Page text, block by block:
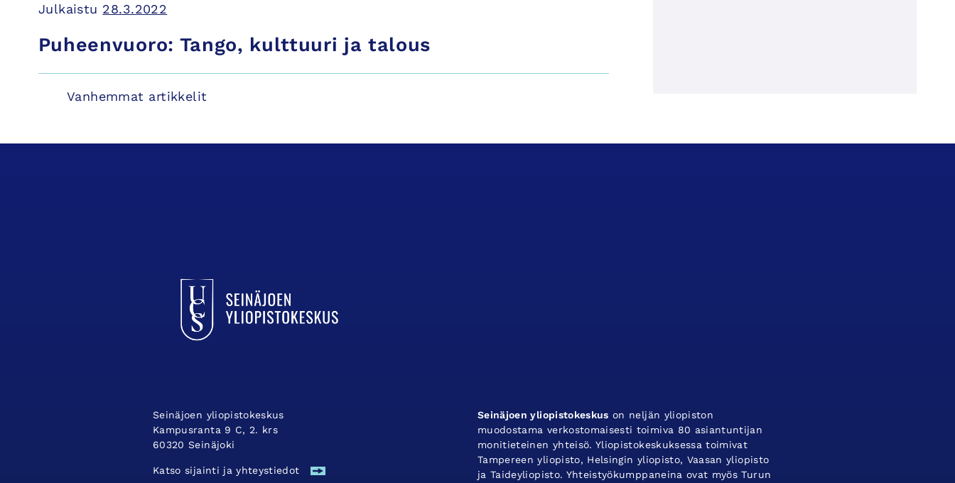
Puheenvuoro: Tango, kulttuuri ja talous
Julkaistu 28.3.2022
Artikkelien
Vanhemmat artikkelit
Seinäjoen yliopistokeskus
Kampusranta 9 C, 2. krs
60320 Seinäjoki
Katso sijainti ja yhteystiedot
Seinäjoen yliopistokeskus on neljän yliopiston
muodostama verkostomaisesti toimiva 80 asiantuntijan
monitieteinen yhteisö. Yliopistokeskuksessa toimivat
Tampereen yliopisto, Helsingin yliopisto, Vaasan yliopisto
ja Taideyliopisto. Yhteistyökumppaneina ovat myös Turun